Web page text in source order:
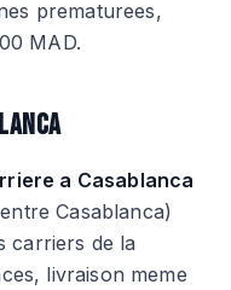
prematurees,
MAD.
a Casablanca
Casablanca)
carriers de la
livraison meme